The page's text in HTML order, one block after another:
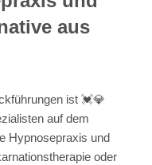
aus
ist 💓️💎
auf dem
Hypnosepraxis und
oder